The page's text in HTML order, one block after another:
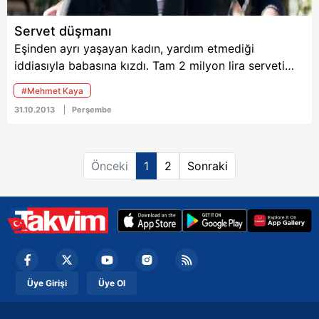
Servet düşmanı
Eşinden ayrı yaşayan kadın, yardım etmediği
iddiasıyla babasına kızdı. Tam 2 milyon lira serveti
olan babasını, sevgilisine öldürttü
#Mehmet Kaya
31.10.2013 Perşembe
Önceki 1 2 Sonraki
Üye Girişi Üye Ol